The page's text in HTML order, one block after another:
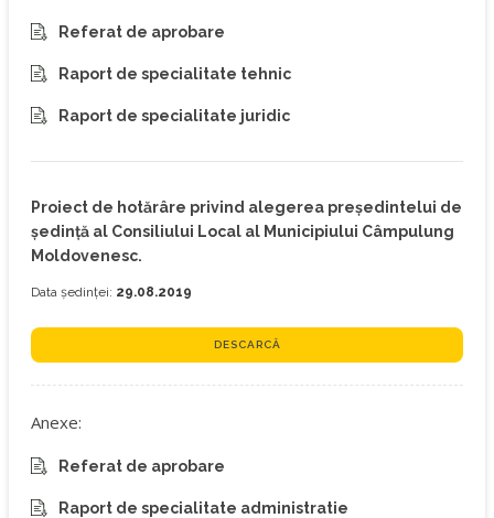
Referat de aprobare
Raport de specialitate tehnic
Raport de specialitate juridic
Proiect de hotărâre privind alegerea preşedintelui de
şedință al Consiliului Local al Municipiului Câmpulung
Moldovenesc.
Data ședinței: 29.08.2019
DESCARCĂ
Anexe:
Referat de aprobare
Raport de specialitate administratie